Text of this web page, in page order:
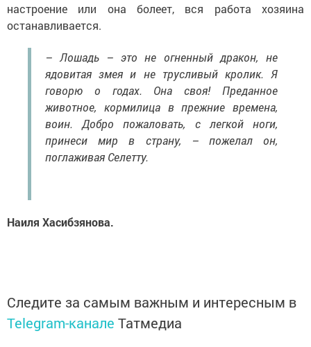
настроение или она болеет, вся работа хозяина
останавливается.
– Лошадь – это не огненный дракон, не
ядовитая змея и не трусливый кролик. Я
говорю о годах. Она своя! Преданное
животное, кормилица в прежние времена,
воин. Добро пожаловать, с легкой ноги,
принеси мир в страну, – пожелал он,
поглаживая Селетту.
Наиля Хасибзянова.
Следите за самым важным и интересным в
Telegram-канале Татмедиа